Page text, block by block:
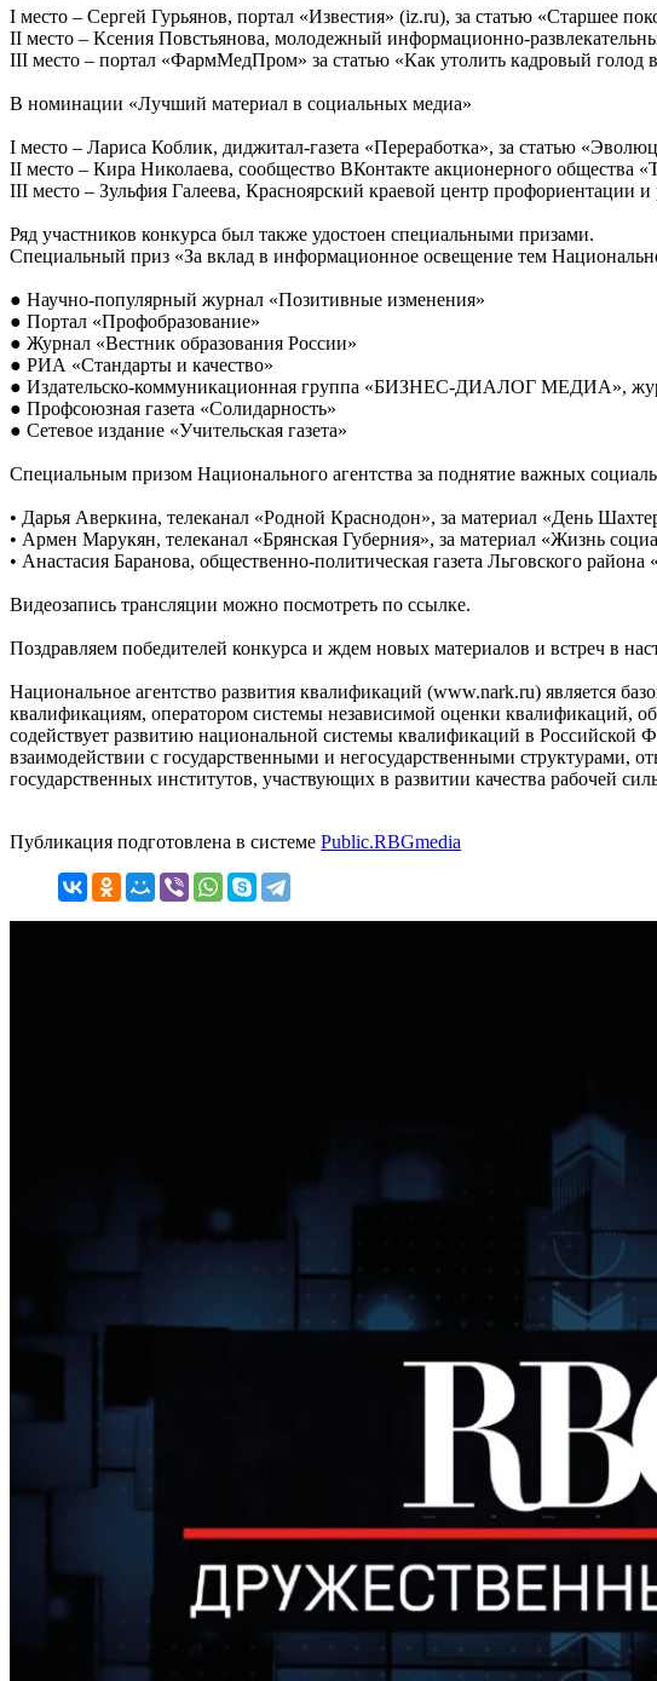
I место – Сергей Гурьянов, портал «Известия» (iz.ru), за статью «Старшее
II место – Ксения Повстьянова, молодежный информационно-
III место – портал «ФармМедПром» за статью «Как утолить кадровый
В номинации «Лучший материал в социальных медиа»
I место – Лариса Коблик, диджитал-газета «Переработка», за статью
II место ‒ Кира Николаева, сообщество ВКонтакте акционерного общества
III место – Зульфия Галеева, Красноярский краевой центр профориентации
Ряд участников конкурса был также удостоен специальными призами.
Специальный приз «За вклад в информационное освещение тем
● Научно-популярный журнал «Позитивные изменения»
● Портал «Профобразование»
● Журнал «Вестник образования России»
● РИА «Стандарты и качество»
● Издательско-коммуникационная группа «БИЗНЕС-ДИАЛОГ МЕДИА»,
● Профсоюзная газета «Солидарность»
● Сетевое издание «Учительская газета»
Специальным призом Национального агентства за поднятие важных
• Дарья Аверкина, телеканал «Родной Краснодон», за материал «День
• Армен Марукян, телеканал «Брянская Губерния», за материал «Жизнь
• Анастасия Баранова, общественно-политическая газета Льговского
Видеозапись трансляции можно посмотреть по ссылке.
Поздравляем победителей конкурса и ждем новых материалов и встреч в
Национальное агентство развития квалификаций (www.nark.ru) является
квалификациям, оператором системы независимой оценки квалификаций,
содействует развитию национальной системы квалификаций в
взаимодействии с государственными и негосударственными структурами,
государственных институтов, участвующих в развитии качества рабочей
Публикация подготовлена в системе Public.RBGmedia